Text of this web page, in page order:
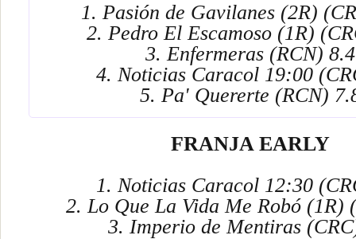
1. Pasión de Gavilanes (2R)
2. Pedro El Escamoso (1R)
3. Enfermeras (RCN) 8.4
4. Noticias Caracol 19:00
5. Pa' Quererte (RCN)
FRANJA EARLY
1. Noticias Caracol 12:30
2. Lo Que La Vida Me Robó (1R)
3. Imperio de Mentiras